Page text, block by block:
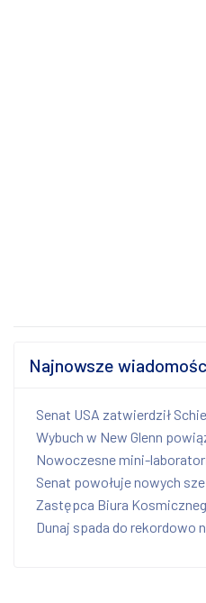
Najnowsze
Senat USA zatwierdził
Wybuch w New Glenn
Nowoczesne mini-
Senat powołuje nowych
Zastępca Biura
Dunaj spada do rekordowo